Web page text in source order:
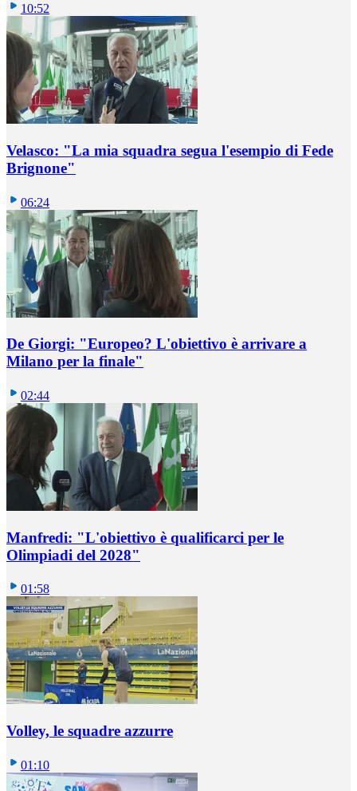
10:52
Velasco: "La mia squadra segua l'esempio di Fede
Brignone"
06:24
De Giorgi: "Europeo? L'obiettivo è arrivare a
Milano per la finale"
02:44
Manfredi: "L'obiettivo è qualificarci per le
Olimpiadi del 2028"
01:58
Volley, le squadre azzurre
01:10